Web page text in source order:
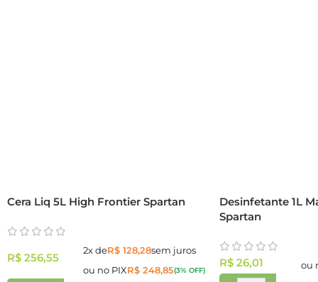
Cera Liq 5L High Frontier Spartan
R$ 256,55
2x deR$128,28sem juros
ou no PIXR$248,85(3% OFF)
Desinfetante 1L
Spartan
R$26,01 ou